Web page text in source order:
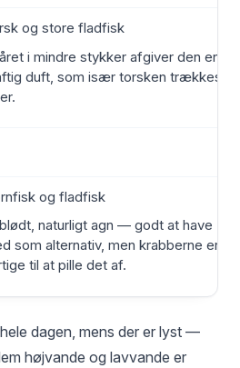
og store fladfisk
i mindre stykker afgiver den en
duft, som især torsken trækkes
og fladfisk
naturligt agn — godt at have
som alternativ, men krabberne er
til at pille det af.
dagen, mens der er lyst —
højvande og lavvande er